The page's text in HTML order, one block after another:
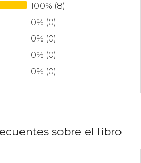
100% (8)
0% (0)
0% (0)
0% (0)
0% (0)
sobre el libro